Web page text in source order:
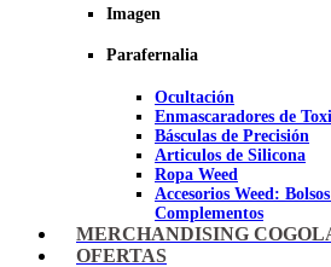
Ceniceros para
Pipas BHO
Dabbers
Imagen
Imagen
Parafernalia
Ocultación
Enmascaradores de
Básculas de Precisión
Articulos de Silicona
Ropa Weed
Accesorios Weed:
Complementos
Cannabuds
Inciensos
MERCHANDISING
OFERTAS